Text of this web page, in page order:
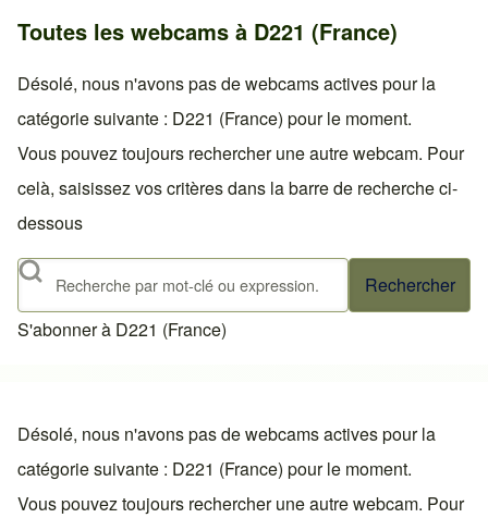
Toutes les webcams à D221 (France)
Désolé, nous n'avons pas de webcams actives pour la
catégorie suivante : D221 (France) pour le moment.
Vous pouvez toujours rechercher une autre webcam. Pour
celà, saisissez vos critères dans la barre de recherche ci-
dessous
Rechercher
S'abonner à D221 (France)
Désolé, nous n'avons pas de webcams actives pour la
catégorie suivante : D221 (France) pour le moment.
Vous pouvez toujours rechercher une autre webcam. Pour